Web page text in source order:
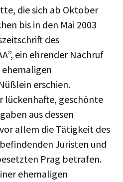
die sich ab Oktober
bis in den Mai 2003
des
ein ehrender Nachruf
erschien.
lückenhafte, geschönte
aus dessen
allem die Tätigkeit des
Juristen und
Prag betrafen.
ehemaligen